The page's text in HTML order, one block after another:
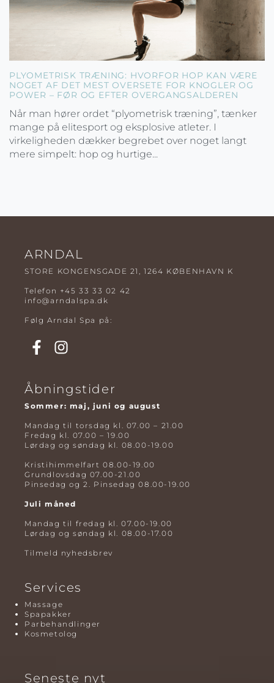
PLYOMETRISK TRÆNING: HVORFOR HOP KAN VÆRE
NOGET AF DET MEST OVERSETE FOR KNOGLER OG
POWER – FØR OG EFTER OVERGANGSALDEREN
Når man hører ordet “plyometrisk træning”, tænker
mange på elitesport og eksplosive atleter. I
virkeligheden dækker begrebet over noget langt
mere simpelt: hop og hurtige...
ARNDAL
STORE KONGENSGADE 21, 1264 KØBENHAVN K
Telefon +45 33 33 02 42
info@arndalspa.dk
Følg Arndal Spa på:
Åbningstider
Sommer: maj, juni og august
Mandag til torsdag kl. 07.00 – 21.00
Fredag kl. 07.00 – 19.00
Lørdag og søndag kl. 08.00-19.00
Kristihimmelfart 08.00-19.00
Grundlovsdag 07.00-21.00
Pinsedag og 2. Pinsedag 08.00-19.00
Juli måned
Mandag til fredag kl. 07.00-19.00
Lørdag og søndag kl. 08.00-17.00
Tilmeld nyhedsbrev
Services
Massage
Spapakker
Parbehandlinger
Kosmetolog
Seneste nyt